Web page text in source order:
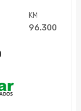
KM
96.300